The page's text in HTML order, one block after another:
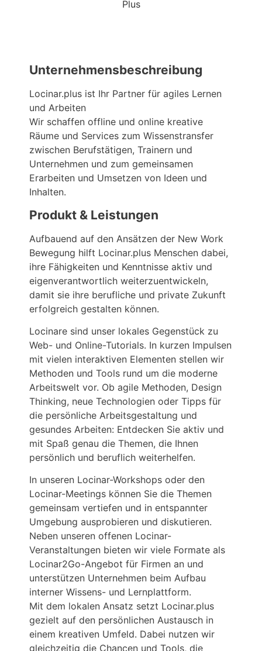
Unternehmensbeschreibung
Locinar.plus ist Ihr Partner für agiles Lernen
und Arbeiten
Wir schaffen offline und online kreative
Räume und Services zum Wissenstransfer
zwischen Berufstätigen, Trainern und
Unternehmen und zum gemeinsamen
Erarbeiten und Umsetzen von Ideen und
Inhalten.
Produkt & Leistungen
Aufbauend auf den Ansätzen der New Work
Bewegung hilft Locinar.plus Menschen dabei,
ihre Fähigkeiten und Kenntnisse aktiv und
eigenverantwortlich weiterzuentwickeln,
damit sie ihre berufliche und private Zukunft
erfolgreich gestalten können.
Locinare sind unser lokales Gegenstück zu
Web- und Online-Tutorials. In kurzen Impulsen
mit vielen interaktiven Elementen stellen wir
Methoden und Tools rund um die moderne
Arbeitswelt vor. Ob agile Methoden, Design
Thinking, neue Technologien oder Tipps für
die persönliche Arbeitsgestaltung und
gesundes Arbeiten: Entdecken Sie aktiv und
mit Spaß genau die Themen, die Ihnen
persönlich und beruflich weiterhelfen.
In unseren Locinar-Workshops oder den
Locinar-Meetings können Sie die Themen
gemeinsam vertiefen und in entspannter
Umgebung ausprobieren und diskutieren.
Neben unseren offenen Locinar-
Veranstaltungen bieten wir viele Formate als
Locinar2Go-Angebot für Firmen an und
unterstützen Unternehmen beim Aufbau
interner Wissens- und Lernplattform.
Mit dem lokalen Ansatz setzt Locinar.plus
gezielt auf den persönlichen Austausch in
einem kreativen Umfeld. Dabei nutzen wir
gleichzeitig die Chancen und Tools, die